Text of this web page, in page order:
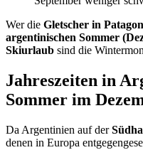
Wer die Gletscher in
argentinischen Sommer
Skiurlaub sind die
Jahreszeiten in
Sommer im
Da Argentinien auf der
denen in Europa